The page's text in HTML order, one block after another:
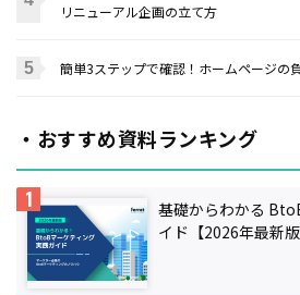
リニューアル企画の立て方
簡単3ステップで確認！ホームページの
・おすすめ資料ランキング
基礎からわかる
イド【2026年最新版